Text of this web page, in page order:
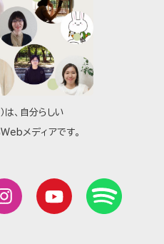
は、自分らしい
メディアです。